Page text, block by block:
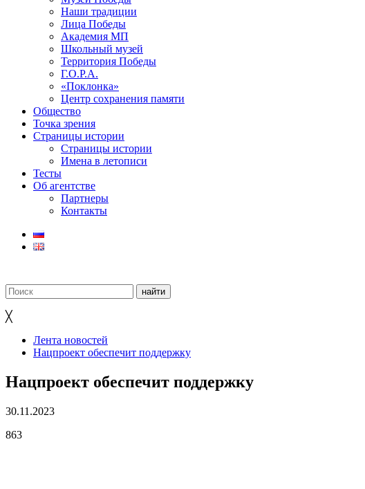
Наши традиции
Лица Победы
Академия МП
Школьный музей
Территория Победы
Г.О.Р.А.
«Поклонка»
Центр сохранения памяти
Общество
Точка зрения
Страницы истории
Страницы истории
Имена в летописи
Тесты
Об агентстве
Партнеры
Контакты
╳
Лента новостей
Нацпроект обеспечит поддержку
Нацпроект обеспечит поддержку
30.11.2023
863